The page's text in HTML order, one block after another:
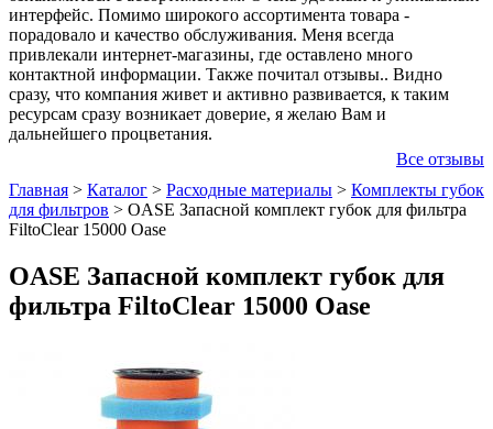
интерфейс. Помимо широкого ассортимента товара -
порадовало и качество обслуживания. Меня всегда
привлекали интернет-магазины, где оставлено много
контактной информации. Также почитал отзывы.. Видно
сразу, что компания живет и активно развивается, к таким
ресурсам сразу возникает доверие, я желаю Вам и
дальнейшего процветания.
Все отзывы
Главная > Каталог > Расходные материалы > Комплекты губок
для фильтров > OASE Запасной комплект губок для фильтра
FiltoClear 15000 Oase
OASE Запасной комплект губок для
фильтра FiltoClear 15000 Oase